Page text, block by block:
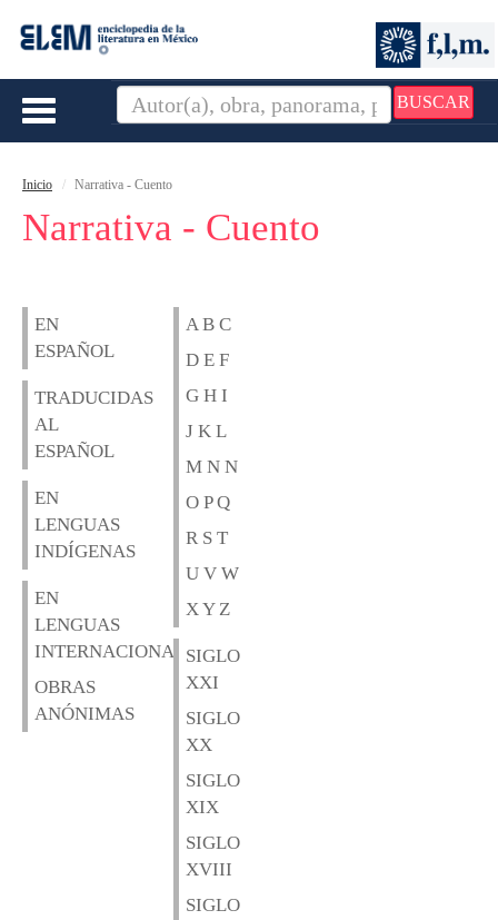
BUSCAR
Toggle
Inicio Narrativa - Cuento
Narrativa - Cuento
EN
ESPAÑOL
TRADUCIDAS
AL
ESPAÑOL
EN
LENGUAS
INDÍGENAS
EN
LENGUAS
INTERNACIONALES
OBRAS
ANÓNIMAS
A B C
D E F
G H I
J K L
M N N
O P Q
R S T
U V W
X Y Z
SIGLO
XXI
SIGLO
XX
SIGLO
XIX
SIGLO
XVIII
SIGLO